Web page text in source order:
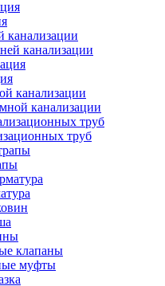
канализации
канализации
канализации
канализации
труб
клапаны
муфты